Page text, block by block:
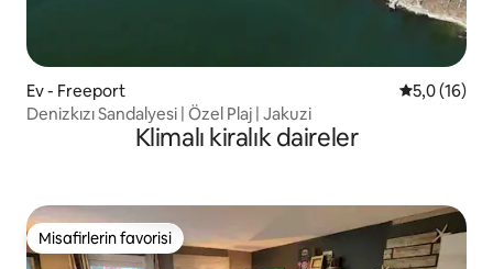
Ev - Freeport 55,0 (16)
Denizkızı Sandalyesi | Özel Plaj | Jakuzi
Klimalı kiralık daireler
Misafirlerin favorisi
Misafirlerin favorisi